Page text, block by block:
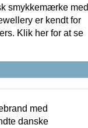
smykkemærke med
er kendt for
Klik her for at se
med
danske